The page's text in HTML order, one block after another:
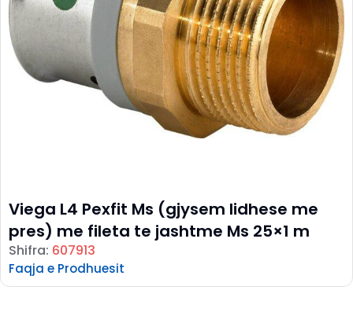
Viega L4 Pexfit Ms (gjysem lidhese me
pres) me fileta te jashtme Ms 25×1 m
Shifra: 607913
Faqja e Prodhuesit